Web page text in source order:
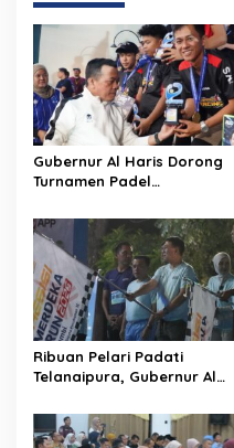
Gubernur Al Haris Dorong
Turnamen Padel
Prestasi dan Kebersamaan
Masyarakat
Ribuan Pelari Padati
Telanaipura, Gubernur Al
Bupati/Wali Kota Lepas
Flag Off PMR 2026